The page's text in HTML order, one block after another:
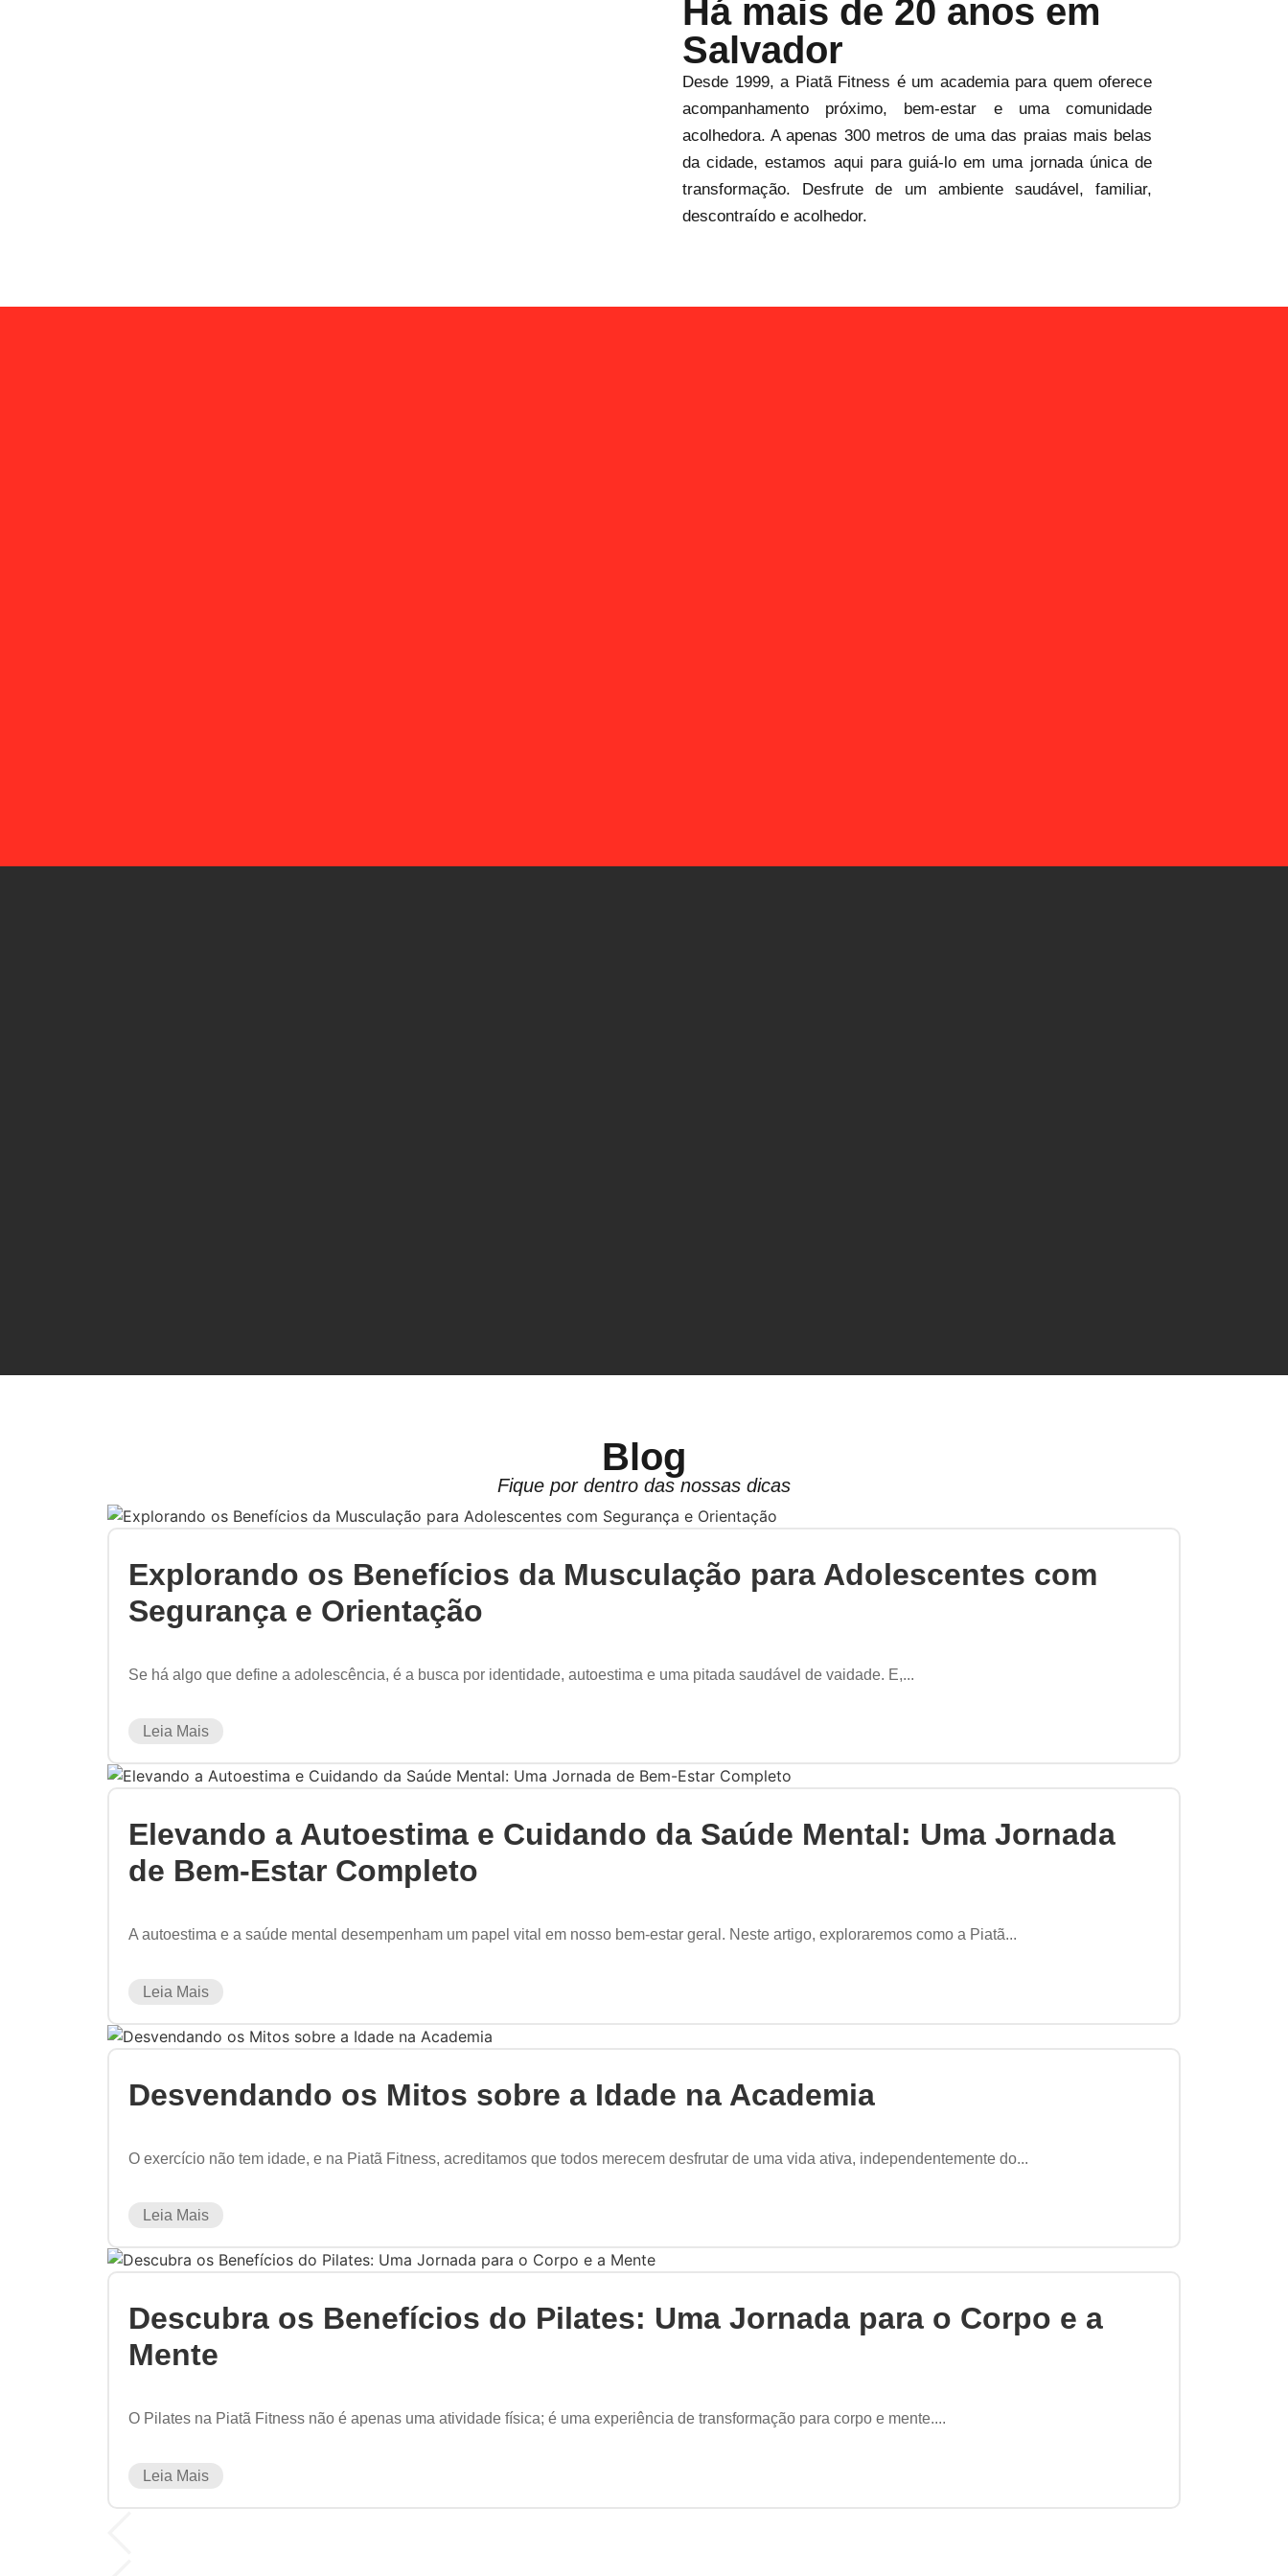
Há mais de 20 anos em
Salvador
Desde 1999, a Piatã Fitness é um academia para quem oferece
acompanhamento próximo, bem-estar e uma comunidade
acolhedora. A apenas 300 metros de uma das praias mais belas
da cidade, estamos aqui para guiá-lo em uma jornada única de
transformação. Desfrute de um ambiente saudável, familiar,
descontraído e acolhedor.
Blog
Fique por dentro das nossas dicas
Explorando os Benefícios da Musculação para Adolescentes com
Segurança e Orientação
Se há algo que define a adolescência, é a busca por identidade, autoestima e uma pitada saudável de vaidade. E,...
Leia Mais
Elevando a Autoestima e Cuidando da Saúde Mental: Uma Jornada
de Bem-Estar Completo
A autoestima e a saúde mental desempenham um papel vital em nosso bem-estar geral. Neste artigo, exploraremos como a Piatã...
Leia Mais
Desvendando os Mitos sobre a Idade na Academia
O exercício não tem idade, e na Piatã Fitness, acreditamos que todos merecem desfrutar de uma vida ativa, independentemente do...
Leia Mais
Descubra os Benefícios do Pilates: Uma Jornada para o Corpo e a
Mente
O Pilates na Piatã Fitness não é apenas uma atividade física; é uma experiência de transformação para corpo e mente....
Leia Mais